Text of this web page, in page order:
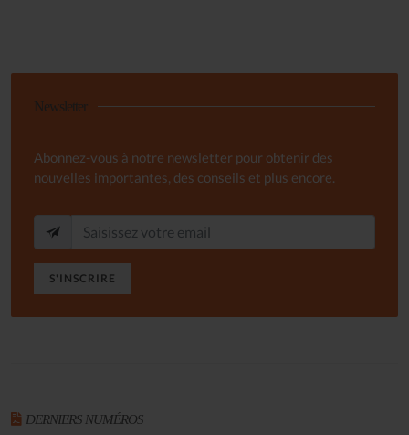
Newsletter
Abonnez-vous à notre newsletter pour obtenir des
nouvelles importantes, des conseils et plus encore.
S'INSCRIRE
DERNIERS NUMÉROS